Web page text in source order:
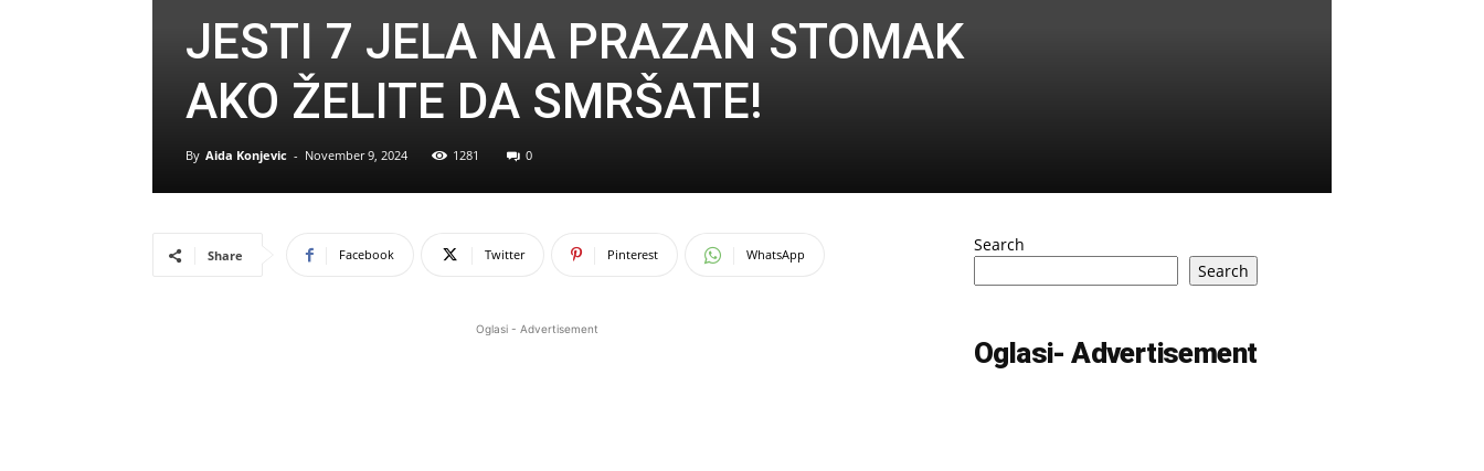
JESTI 7 JELA NA PRAZAN STOMAK
AKO ŽELITE DA SMRŠATE!
By Aida Konjevic - November 9, 2024 1281 0
Share Facebook Twitter Pinterest WhatsApp
Oglasi - Advertisement
Search
Search
Oglasi- Advertisement